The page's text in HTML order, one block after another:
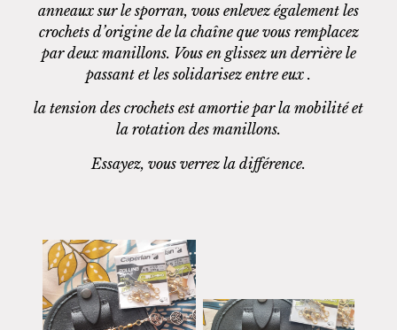
anneaux sur le sporran, vous enlevez également les
crochets d’origine de la chaîne que vous remplacez
par deux manillons. Vous en glissez un derrière le
passant et les solidarisez entre eux .
la tension des crochets est amortie par la mobilité et
la rotation des manillons.​
Essayez, vous verrez la différence.